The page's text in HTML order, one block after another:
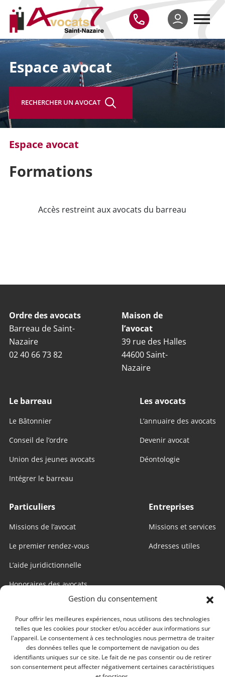
Gestion du consentement
Pour offrir les meilleures expériences, nous utilisons des technologies
telles que les cookies pour stocker et/ou accéder aux informations sur
l'appareil. Le consentement à ces technologies nous permettra de traiter
des données telles que le comportement de navigation ou des
identifiants uniques sur ce site. Le fait de ne pas consentir ou de retirer
son consentement peut affecter négativement certaines caractéristiques
Espace avocat
RECHERCHER UN AVOCAT
Espace avocat
Formations
Accès restreint aux avocats du barreau
Ordre des avocats
Barreau de Saint-
Nazaire
02 40 66 73 82
Maison de
l’avocat
39 rue des Halles
44600 Saint-
Nazaire
Le barreau
Le Bâtonnier
Conseil de l’ordre
Union des jeunes avocats
Intégrer le barreau
Les avocats
L’annuaire des avocats
Devenir avocat
Déontologie
Particuliers
Missions de l’avocat
Le premier rendez-vous
L’aide juridictionnelle
Honoraires des avocats
Entreprises
Missions et services
Adresses utiles
Edago
Conseil national des barreaux
Conférences des bâtonniers